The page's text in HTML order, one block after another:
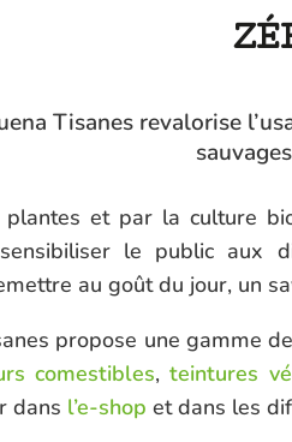
Tisanes revalorise
plantes et par la culture
le public aux
au goût du jour, un
propose une gamme
comestibles,teintures
dans l’e-shop et dans les